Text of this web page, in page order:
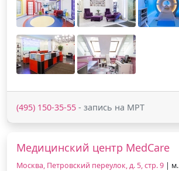
(495) 150-35-55 - запись на МРТ
Медицинский центр MedCare
Москва, Петровский переулок, д. 5, стр. 9 | м.